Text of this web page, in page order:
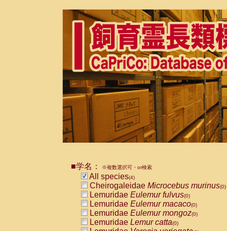
■学名： ※複数選択可・or検索
All species(4)
Cheirogaleidae Microcebus murinus(0)
Lemuridae Eulemur fulvus(0)
Lemuridae Eulemur macaco(0)
Lemuridae Eulemur mongoz(0)
Lemuridae Lemur catta(0)